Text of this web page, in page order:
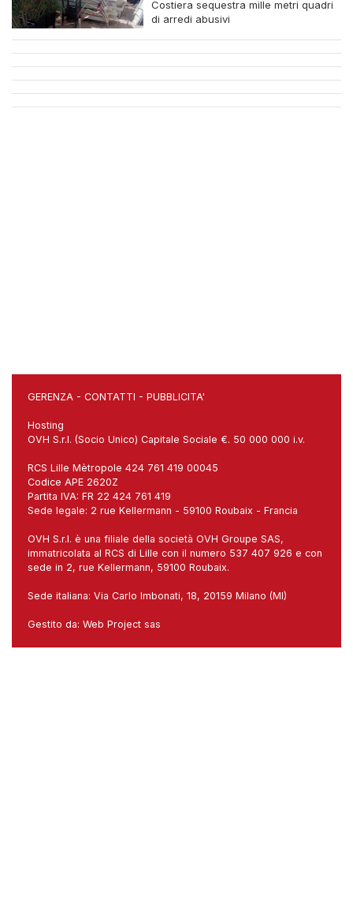
Costiera sequestra mille metri quadri
di arredi abusivi
GERENZA - CONTATTI - PUBBLICITA'
Hosting
OVH S.r.l. (Socio Unico) Capitale Sociale €. 50 000 000 i.v.
RCS Lille Mètropole 424 761 419 00045
Codice APE 2620Z
Partita IVA: FR 22 424 761 419
Sede legale: 2 rue Kellermann - 59100 Roubaix - Francia
OVH S.r.l. è una filiale della società OVH Groupe SAS,
immatricolata al RCS di Lille con il numero 537 407 926 e con
sede in 2, rue Kellermann, 59100 Roubaix.
Sede italiana: Via Carlo Imbonati, 18, 20159 Milano (MI)
Gestito da: Web Project sas